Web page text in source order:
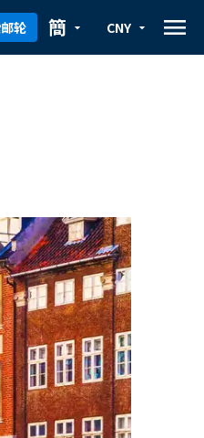
轮 arrow_drop_down
簡 arrow_drop_down
CNY menu